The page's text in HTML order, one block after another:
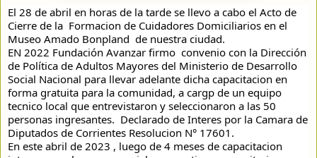
El 28 de abril en horas de la tarde se llevo a cabo el Acto de
Cierre de la  Formacion de Cuidadores Domiciliarios en el
Museo Amado Bonpland  de nuestra ciudad.
EN 2022 Fundación Avanzar firmo  convenio con la Dirección
de Política de Adultos Mayores del Ministerio de Desarrollo
Social Nacional para llevar adelante dicha capacitacion en
forma gratuita para la comunidad, a cargp de un equipo
tecnico local que entrevistaron y seleccionaron a las 50
personas ingresantes.  Declarado de Interes por la Camara de
Diputados de Corrientes Resolucion N° 17601.
En este abril de 2023 , luego de 4 meses de capacitacion